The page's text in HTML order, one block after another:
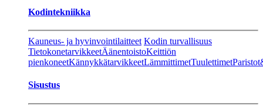
Kodintekniikka
Kauneus- ja hyvinvointilaitteet Kodin turvallisuus
TietokonetarvikkeetÄänentoistoKeittiön
pienkoneetKännykkätarvikkeetLämmittimetTuulettimet
Sisustus